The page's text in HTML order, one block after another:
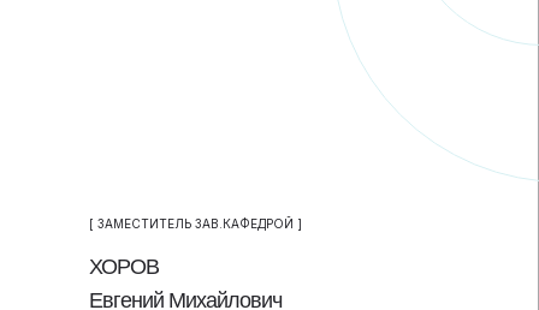
[ ЗАМЕСТИТЕЛЬ ЗАВ.КАФЕДРОЙ ]
ХОРОВ
Евгений Михайлович